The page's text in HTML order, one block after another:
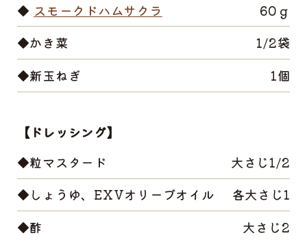
◆ スモークドハムサクラ
60ｇ
◆かき菜
1/2袋
◆新玉ねぎ
1個
【ドレッシング】
◆粒マスタード
大さじ1/2
◆しょうゆ、EXVオリーブオイル
各大さじ1
◆酢
大さじ2